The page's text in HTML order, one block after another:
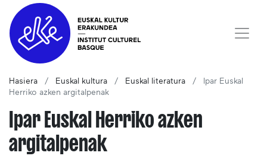
Hasiera Euskal kultura Euskal literatura
Ipar Euskal
Herriko azken argitalpenak
Ipar Euskal Herriko azken
argitalpenak